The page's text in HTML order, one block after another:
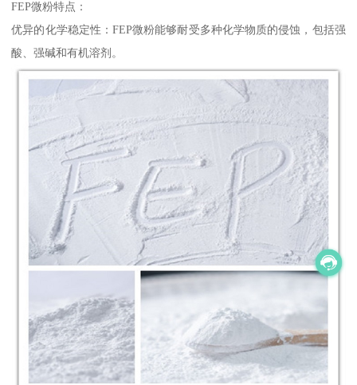
FEP微粉特点：
优异的化学稳定性：FEP微粉能够耐受多种化学物质的侵蚀，包括强
酸、强碱和有机溶剂。